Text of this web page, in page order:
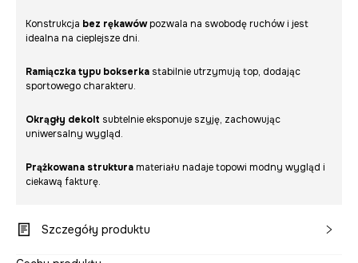
Konstrukcja bez rękawówpozwala na swobodę ruchów i jest
idealna na cieplejsze dni.
Ramiączka typu bokserka stabilnie utrzymują top, dodając
sportowego charakteru.
Okrągły dekolt subtelnie eksponuje szyję, zachowując
uniwersalny wygląd.
Prążkowana struktura materiału nadaje topowi modny wygląd i
ciekawą fakturę.
Szczegóły produktu